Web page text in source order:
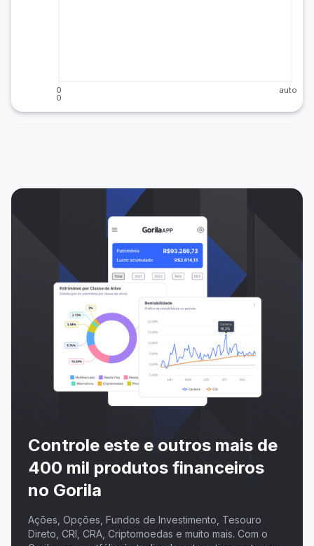
0
0
auto
Controle este e outros mais de
400 mil produtos financeiros
no Gorila
Ações, Opções, Fundos de Investimento, Tesouro
Direto, CRI, CRA, Criptomoedas e muito mais. Com o